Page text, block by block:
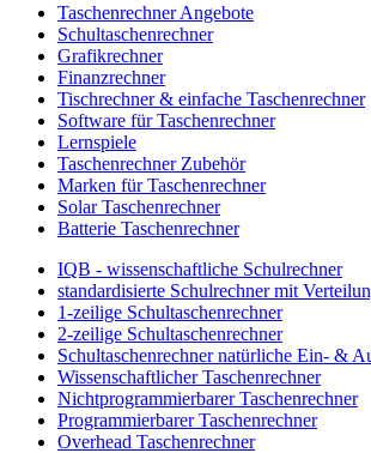
Taschenrechner Angebote
Schultaschenrechner
Grafikrechner
Finanzrechner
Tischrechner & einfache Taschenrechner
Software für Taschenrechner
Lernspiele
Taschenrechner Zubehör
Marken für Taschenrechner
Solar Taschenrechner
Batterie Taschenrechner
IQB - wissenschaftliche Schulrechner
standardisierte Schulrechner mit
1-zeilige Schultaschenrechner
2-zeilige Schultaschenrechner
Schultaschenrechner natürliche Ein- &
Wissenschaftlicher Taschenrechner
Nichtprogrammierbarer Taschenrechner
Programmierbarer Taschenrechner
Overhead Taschenrechner